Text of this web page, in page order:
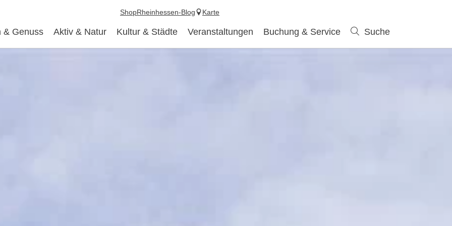
& Genuss Aktiv & Natur Kultur & Städte Veranstaltungen Buchung & Service Suche
ShopRheinhessen-Blog Karte